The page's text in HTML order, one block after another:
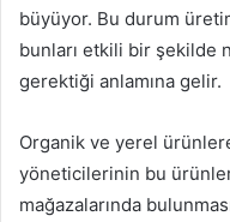
büyüyor. Bu durum
bunları etkili bir şekilde
gerektiği anlamına gelir.
Organik ve yerel
yöneticilerinin bu
mağazalarında